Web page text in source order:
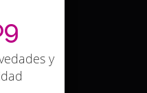
y